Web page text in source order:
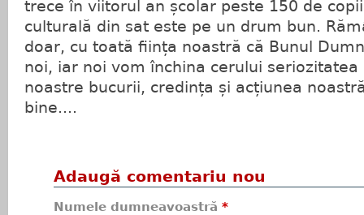
trece în viitorul an școlar peste 150 de
culturală din sat este pe un drum bun.
doar, cu toată ființa noastră că Bunul
noi, iar noi vom închina cerului
noastre bucurii, credința și acțiunea
bine....
Adaugă comentariu nou
Numele dumneavoastră *